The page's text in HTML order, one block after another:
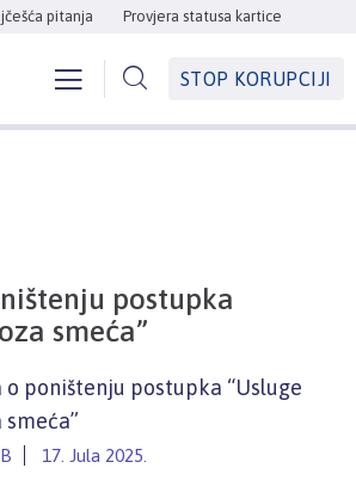
pitanja Provjera statusa kartice
STOP KORUPCIJI
postupka
smeća”
o poništenju postupka “Usluge
smeća”
17. Jula 2025.